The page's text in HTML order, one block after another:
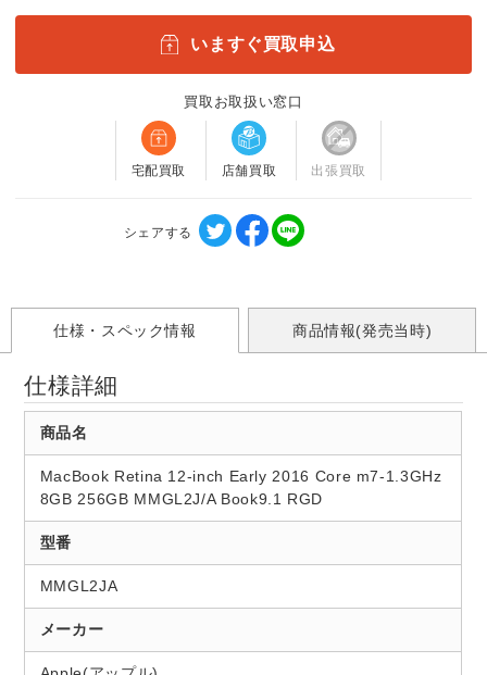
いますぐ買取申込
買取お取扱い窓口
宅配買取 店舗買取 出張買取
シェアする
仕様・スペック情報 商品情報(発売当時)
仕様詳細
商品名
MacBook Retina 12-inch Early 2016 Core m7-1.3GHz
8GB 256GB MMGL2J/A Book9.1 RGD
型番
MMGL2JA
メーカー